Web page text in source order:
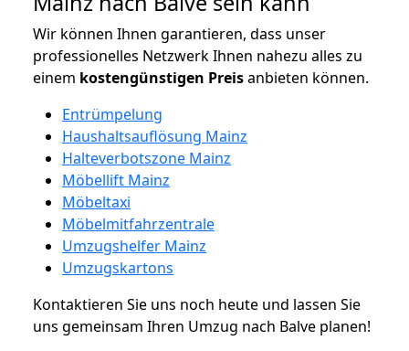
Wir können Ihnen garantieren, dass unser
professionelles Netzwerk Ihnen nahezu alles zu
einem kostengünstigen Preisanbieten können.
Entrümpelung
Haushaltsauflösung Mainz
Halteverbotszone Mainz
Möbellift Mainz
Möbeltaxi
Möbelmitfahrzentrale
Umzugshelfer Mainz
Umzugskartons
Kontaktieren Sie uns noch heute und lassen Sie
uns gemeinsam Ihren Umzug nach Balve planen!